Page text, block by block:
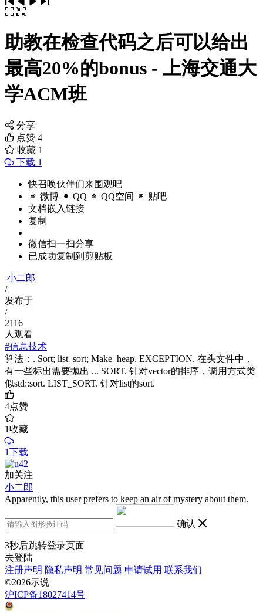
助教在检查代码之后可以给出
最高20%的bonus - 上海交通大
学ACM班
分享
点赞 4
收藏 1
下载 1
快召唤伙伴们来围观吧
微博 QQ QQ空间 贴吧
文档嵌入链接
复制
微信扫一扫分享
已成功复制到剪贴板
小二郎
/
发布于
/
2116
人观看
#信息技术
算法：. Sort; list_sort; Make_heap. EXCEPTION. 在头文件中，
有一些标出需要抛出 ... SORT. 针对vector的排序，调用方式类
似std::sort. LIST_SORT. 针对list的sort.
4点赞
1收藏
1下载
加关注
小二郎
Apparently, this user prefers to keep an air of mystery about them.
确认
3秒后跳转登录页面
去登陆
注册声明 隐私声明 常见问题 申请试用 联系我们
©2026示说
沪ICP备18027414号